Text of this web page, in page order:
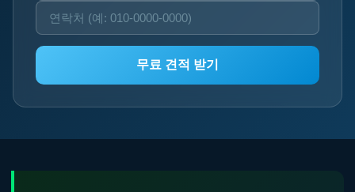
무료 견적 받기